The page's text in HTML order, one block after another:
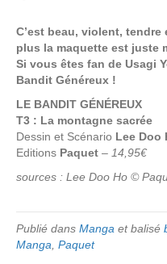
C’est beau, violent,
plus la maquette est juste
Si vous êtes fan de Usagi
Bandit Généreux !
LE BANDIT GÉNÉREUX
T3 : La montagne sacrée
Dessin et Scénario Lee Doo
Editions Paquet – 14,95€
sources : Lee Doo Ho ©
Publié dans Manga et balisé
Manga Paquet